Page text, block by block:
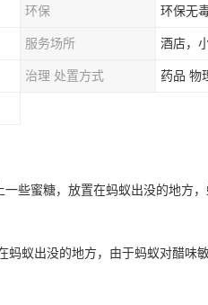
环保 环保无
服务场所 酒店，
治理 处置方式 药品 物
些蜜糖，放置在蚂蚁出没的地方
蚁出没的地方，由于蚂蚁对醋味